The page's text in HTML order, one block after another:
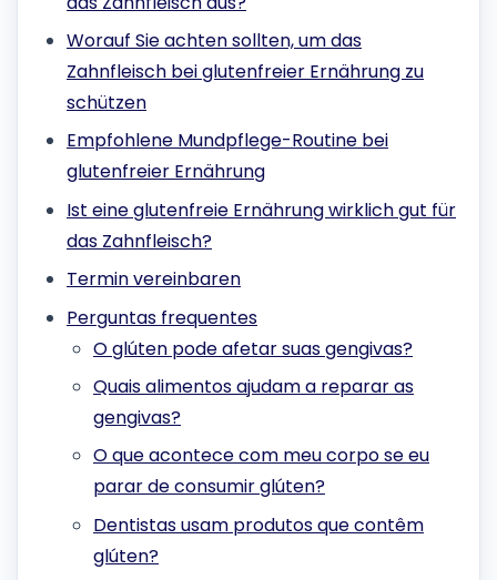
Worauf Sie achten sollten, um das
Zahnfleisch bei glutenfreier Ernährung zu
schützen
Empfohlene Mundpflege-Routine bei
glutenfreier Ernährung
Ist eine glutenfreie Ernährung wirklich gut für
das Zahnfleisch?
Termin vereinbaren
Perguntas frequentes
O glúten pode afetar suas gengivas?
Quais alimentos ajudam a reparar as
gengivas?
O que acontece com meu corpo se eu
parar de consumir glúten?
Dentistas usam produtos que contêm
glúten?